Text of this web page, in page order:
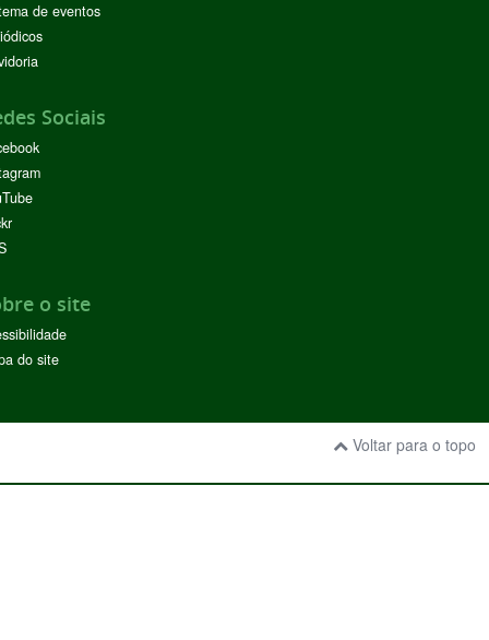
de eventos
Sociais
o site
do site
Voltar para o topo